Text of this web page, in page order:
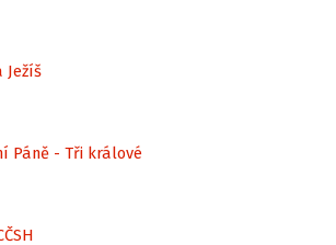
Ježíš
Páně - Tři králové